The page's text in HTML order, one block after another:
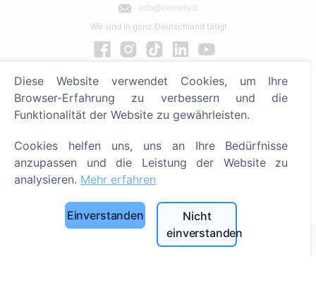
info@cemety.lt
Wir sind in ganz Deutschland tätig!
© 2013 - 2026 Cemety Alle Rechte vorbehalten
Datenschutzrichtlinien und Bedingungen.
Diese Website verwendet Cookies, um Ihre
Browser-Erfahrung zu verbessern und die
Funktionalität der Website zu gewährleisten.
Cookies helfen uns, uns an Ihre Bedürfnisse
anzupassen und die Leistung der Website zu
analysieren. Mehr erfahren
Einverstanden
Nicht
einverstanden